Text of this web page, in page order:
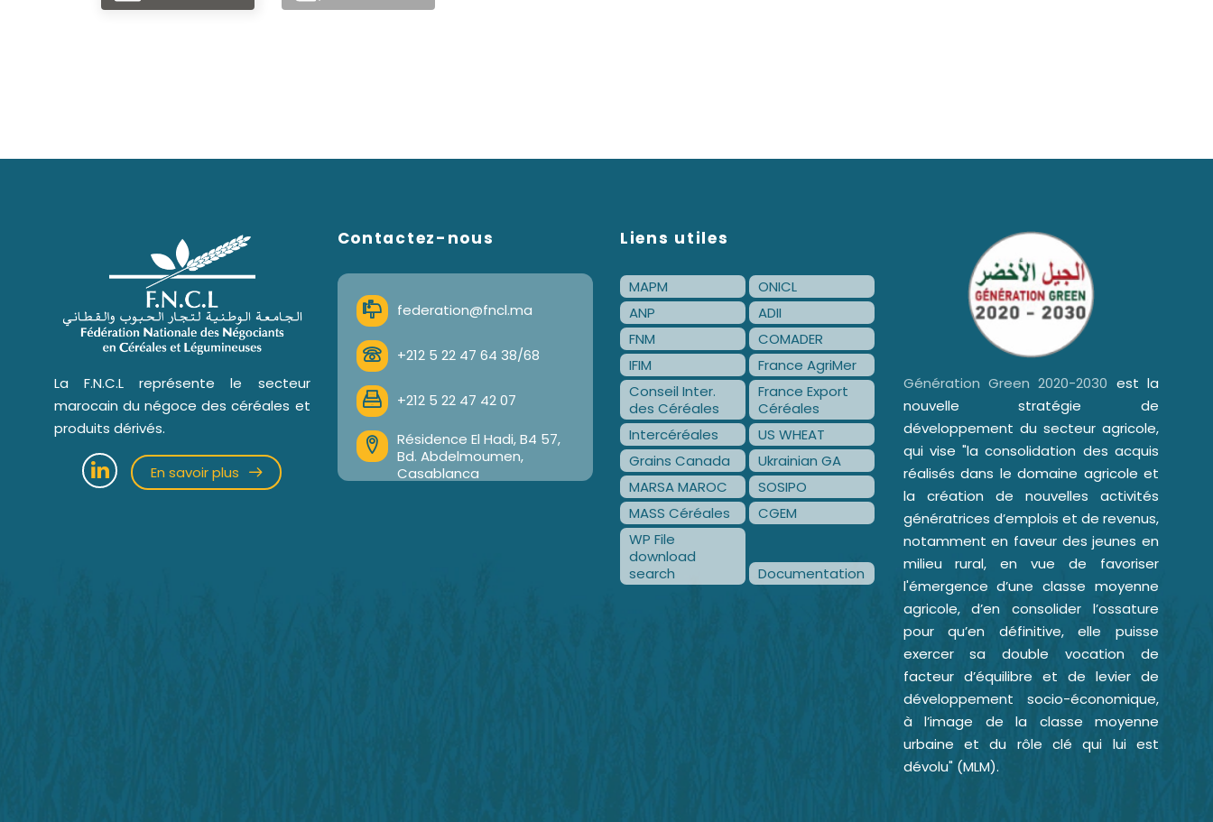
La F.N.C.L représente le secteur
marocain du négoce des céréales et
produits dérivés.
En savoir plus
Contactez-nous
federation@fncl.ma
+212 5 22 47 64 38/68
+212 5 22 47 42 07
Résidence El Hadi, B4 57,
Bd. Abdelmoumen,
Casablanca
Liens utiles
MAPM
ONICL
ANP
ADII
FNM
COMADER
IFIM
France AgriMer
Conseil Inter.
des Céréales
France Export
Céréales
Intercéréales
US WHEAT
Grains Canada
Ukrainian GA
MARSA MAROC
SOSIPO
MASS Céréales
CGEM
WP File
download
search
Documentation
Génération Green 2020-2030 est la
nouvelle stratégie de
développement du secteur agricole,
qui vise "la consolidation des acquis
réalisés dans le domaine agricole et
la création de nouvelles activités
génératrices d’emplois et de revenus,
notamment en faveur des jeunes en
milieu rural, en vue de favoriser
l'émergence d’une classe moyenne
agricole, d’en consolider l’ossature
pour qu’en définitive, elle puisse
exercer sa double vocation de
facteur d’équilibre et de levier de
développement socio-économique,
à l’image de la classe moyenne
urbaine et du rôle clé qui lui est
dévolu" (MLM).